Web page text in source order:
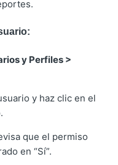
y Perfiles >
y haz clic en el
que el permiso
en “Sí”.